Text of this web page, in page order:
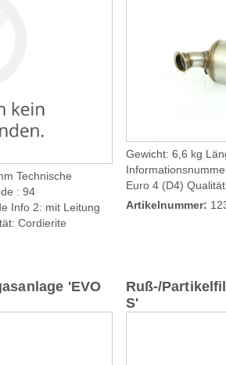
Technische
: 94
Info 2: mit Leitung
Cordierite
Gewicht: 6,6 kg
Euro 4 (D4)
Artikelnummer:
'EVO
Ruß-/
S'